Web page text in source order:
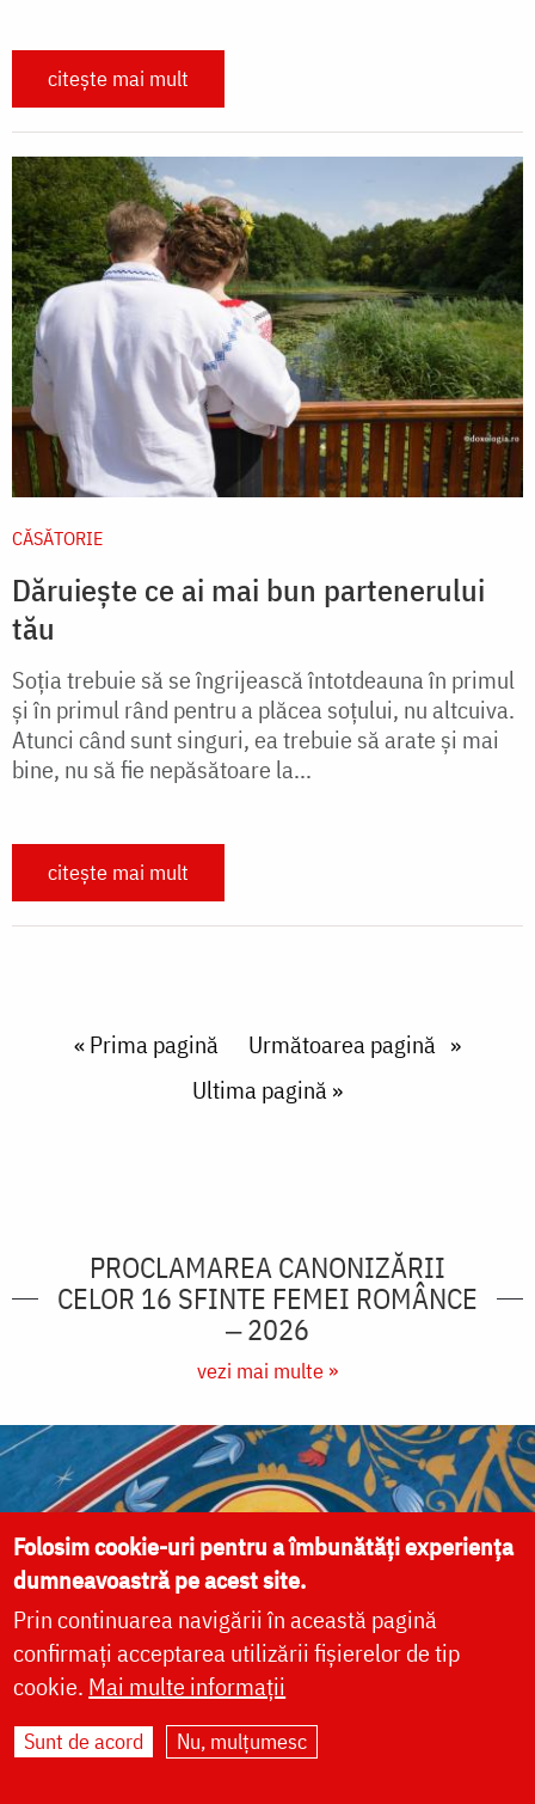
citește mai mult
CĂSĂTORIE
Dăruiește ce ai mai bun partenerului
tău
Soţia trebuie să se îngrijească întotdeauna în primul
şi în primul rând pentru a plăcea soţului, nu altcuiva.
Atunci când sunt singuri, ea trebuie să arate şi mai
bine, nu să fie nepăsătoare la...
citește mai mult
PaginareFirst page
« Prima pagină Next page
Următoarea pagină
Last page
Ultima pagină »
PROCLAMAREA CANONIZĂRII
CELOR 16 SFINTE FEMEI ROMÂNCE
‒ 2026
vezi mai multe »
Folosim cookie-uri pentru a îmbunătăți experiența
dumneavoastră pe acest site.
Prin continuarea navigării în această pagină
confirmați acceptarea utilizării fișierelor de tip
cookie. Mai multe informații
Sunt de acord Nu, mulțumesc